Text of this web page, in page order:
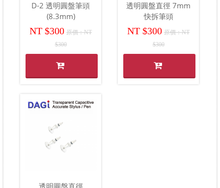
D-2 透明圓盤筆頭
(8.3mm)
NT $300 原價：NT
$300
透明圓盤直徑 7mm
快拆筆頭
NT $300 原價：NT
$300